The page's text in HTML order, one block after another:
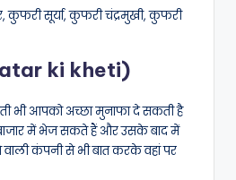
सूर्या, कुफरी चंद्रमुखी, कुफरी
ki kheti)
भी आपको अच्छा मुनाफा दे सकती है
में भेज सकते हैं और उसके बाद में
कंपनी से भी बात करके वहां पर